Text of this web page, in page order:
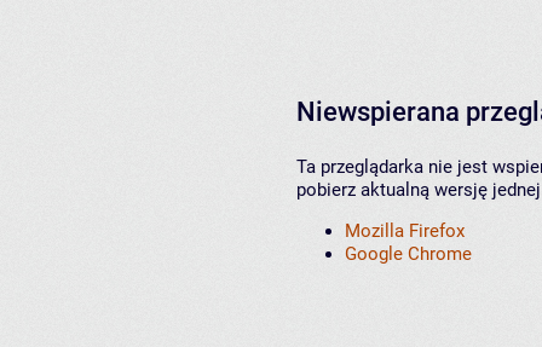
Niewspierana
Ta przeglądarka nie jest
pobierz aktualną wersję
Mozilla Firefox
Google Chrome